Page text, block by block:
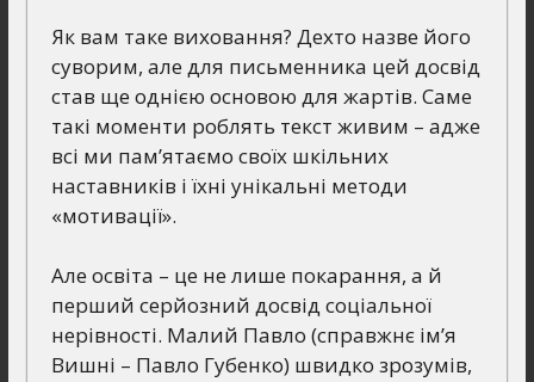
Як вам таке виховання? Дехто назве його
суворим, але для письменника цей досвід
став ще однією основою для жартів. Саме
такі моменти роблять текст живим – адже
всі ми пам’ятаємо своїх шкільних
наставників і їхні унікальні методи
«мотивації».
Але освіта – це не лише покарання, а й
перший серйозний досвід соціальної
нерівності. Малий Павло (справжнє ім’я
Вишні – Павло Губенко) швидко зрозумів,